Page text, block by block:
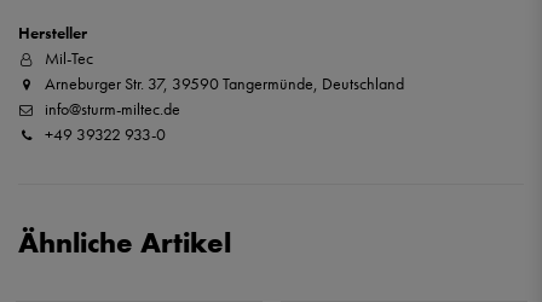
Hersteller
Mil-Tec
Arneburger Str. 37, 39590 Tangermünde, Deutschland
info@sturm-miltec.de
+49 39322 933-0
Ähnliche Artikel